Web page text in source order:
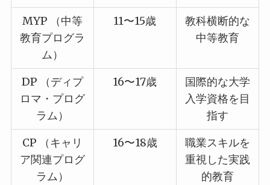
MYP （中等
教育プログラ
ム）
11〜15歳
教科横断的な
中等教育
DP （ディプ
ロマ・プログ
ラム）
16〜17歳
国際的な大学
入学資格を目
指す
CP （キャリ
ア関連プログ
ラム）
16〜18歳
職業スキルを
重視した実践
的教育